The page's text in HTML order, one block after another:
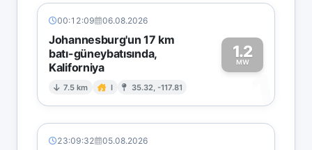
00:12:09 06.08.2026
Johannesburg'un 17 km
batı-güneybatısında,
Kaliforniya
7.5 km I 35.32, -117.81
1.2
MW
1
23:09:32 05.08.2026